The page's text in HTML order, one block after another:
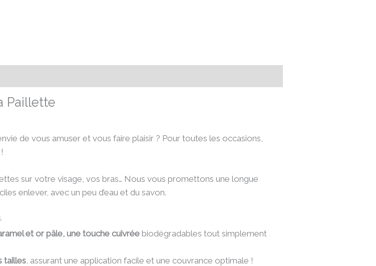
Paillette
de vous amuser et vous faire plaisir ? Pour toutes les occasions,
sur votre visage, vos bras… Nous vous promettons une longue
enlever, avec un peu d’eau et du savon.
et or pâle, une touche cuivrée biodégradables tout simplement
tailles , assurant une application facile et une couvrance optimale !